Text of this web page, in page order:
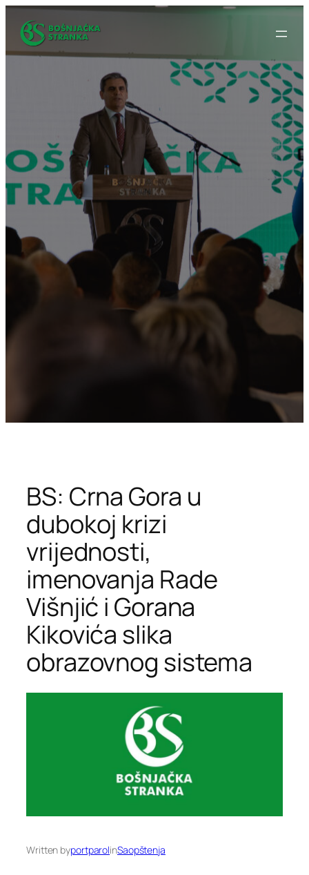
Idi
sadržaj
BS: Crna Gora u
dubokoj krizi
vrijednosti,
imenovanja Rade
Višnjić i Gorana
Kikovića slika
obrazovnog sistema
Written byportparolinSaopštenja